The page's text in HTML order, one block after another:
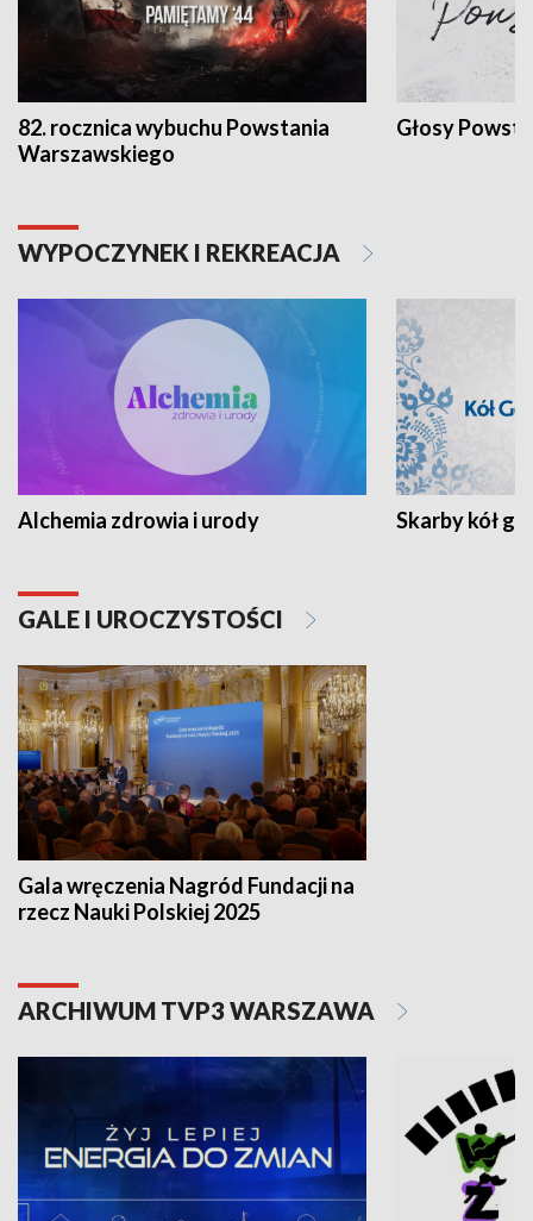
82. rocznica wybuchu Powstania
Warszawskiego
Głosy
WYPOCZYNEK I REKREACJA
Alchemia zdrowia i urody Skarby kół
GALE I UROCZYSTOŚCI
Gala wręczenia Nagród Fundacji na
rzecz Nauki Polskiej 2025
ARCHIWUM TVP3 WARSZAWA